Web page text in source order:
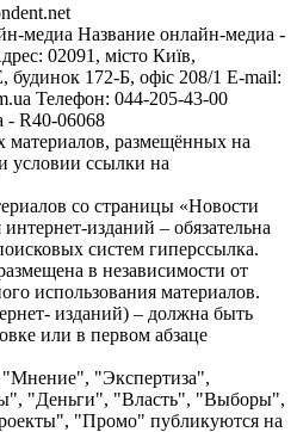
медиа Название онлайн-медиа -
02091, місто Київ,
172-Б, офіс 208/1 E-mail:
Телефон: 044-205-43-00
- R40-06068
размещённых на
условии ссылки на
со страницы «Новости
изданий – обязательна
систем гиперссылка.
в независимости от
использования материалов.
изданий) – должна быть
или в первом абзаце
"Экспертиза",
"Деньги", "Власть", "Выборы",
"Промо" публикуются на